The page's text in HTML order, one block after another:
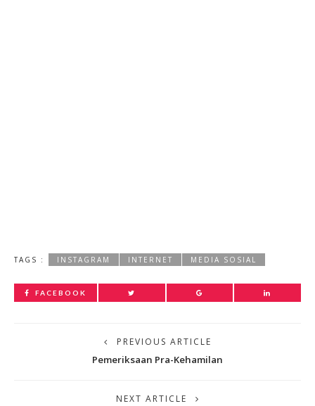
TAGS : INSTAGRAM INTERNET MEDIA SOSIAL
FACEBOOK
PREVIOUS ARTICLE
Pemeriksaan Pra-Kehamilan
NEXT ARTICLE